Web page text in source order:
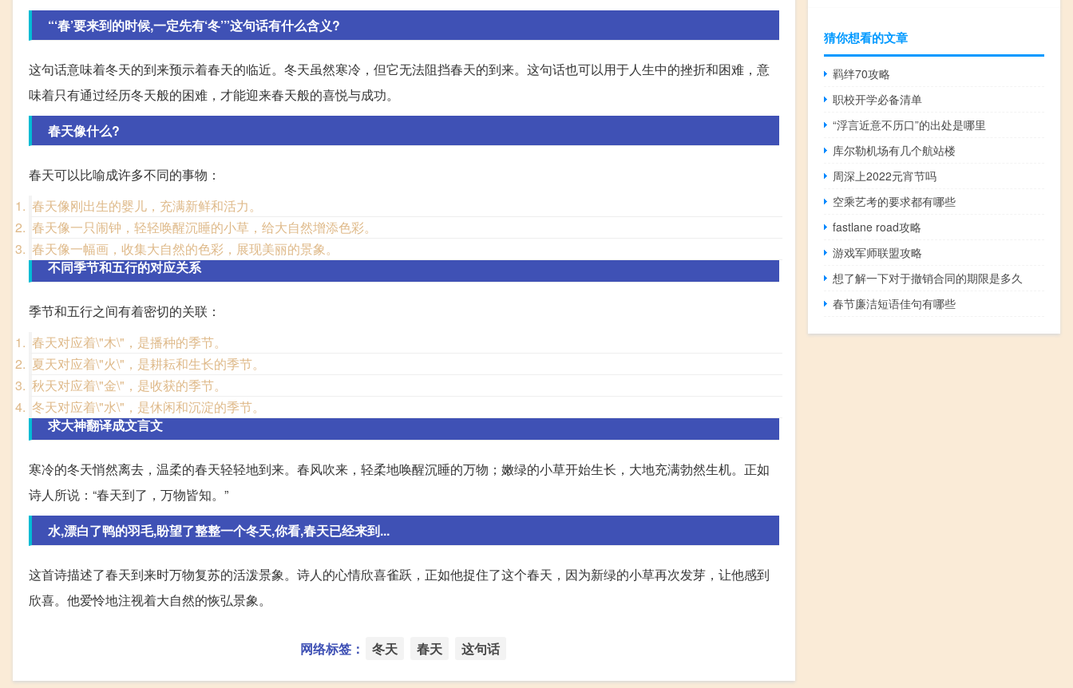
“‘春’要来到的时候,一定先有‘冬’”这句话有什么含义?
这句话意味着冬天的到来预示着春天的临近。冬天虽然寒冷，但它无法阻挡春天的到来。这句话也可以用于人生中的挫折和困难，意
味着只有通过经历冬天般的困难，才能迎来春天般的喜悦与成功。
春天像什么?
春天可以比喻成许多不同的事物：
春天像刚出生的婴儿，充满新鲜和活力。
春天像一只闹钟，轻轻唤醒沉睡的小草，给大自然增添色彩。
春天像一幅画，收集大自然的色彩，展现美丽的景象。
不同季节和五行的对应关系
季节和五行之间有着密切的关联：
春天对应着\"木\"，是播种的季节。
夏天对应着\"火\"，是耕耘和生长的季节。
秋天对应着\"金\"，是收获的季节。
冬天对应着\"水\"，是休闲和沉淀的季节。
求大神翻译成文言文
寒冷的冬天悄然离去，温柔的春天轻轻地到来。春风吹来，轻柔地唤醒沉睡的万物；嫩绿的小草开始生长，大地充满勃然生机。正如
诗人所说：“春天到了，万物皆知。”
水,漂白了鸭的羽毛,盼望了整整一个冬天,你看,春天已经来到...
这首诗描述了春天到来时万物复苏的活泼景象。诗人的心情欣喜雀跃，正如他捉住了这个春天，因为新绿的小草再次发芽，让他感到
欣喜。他爱怜地注视着大自然的恢弘景象。
网络标签： 冬天 春天 这句话
猜你想看的文章
羁绊70攻略
职校开学必备清单
“浮言近意不历口”的出处是哪里
库尔勒机场有几个航站楼
周深上2022元宵节吗
空乘艺考的要求都有哪些
fastlane road攻略
游戏军师联盟攻略
想了解一下对于撤销合同的期限是多久
春节廉洁短语佳句有哪些